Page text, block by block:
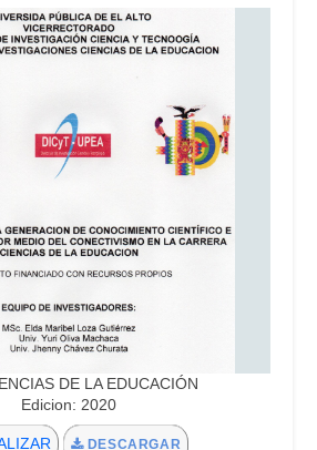
DE LA EDUCACIÓN
Edicion: 2020
DESCARGAR